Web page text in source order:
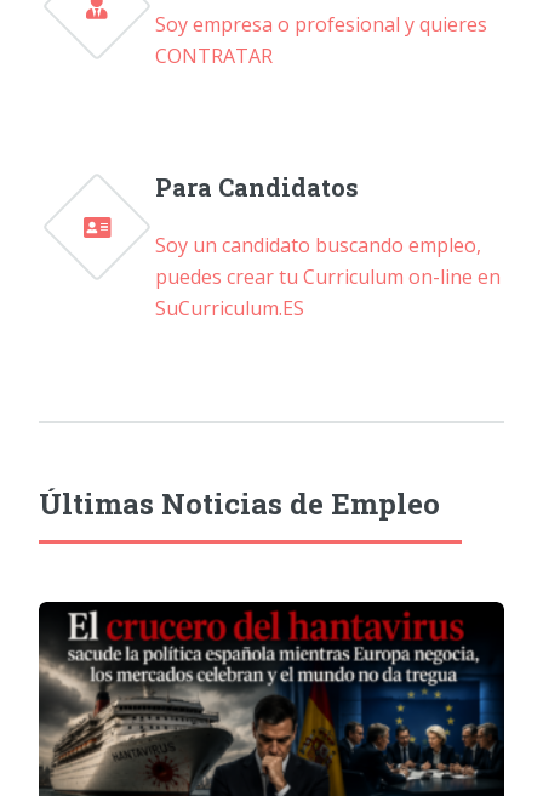
Soy empresa o profesional y quieres
CONTRATAR
Para Candidatos
Soy un candidato buscando empleo,
puedes crear tu Curriculum on-line en
SuCurriculum.ES
Últimas Noticias de Empleo